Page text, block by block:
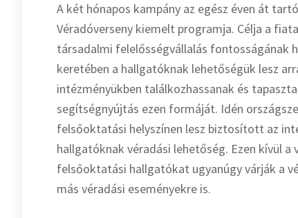
A két hónapos kampány az egész éven át
Véradóverseny kiemelt programja. Célja a
társadalmi felelősségvállalás fontosságának
keretében a hallgatóknak lehetőségük lesz
intézményükben találkozhassanak és
segítségnyújtás ezen formáját. Idén
felsőoktatási helyszínen lesz biztosított az
hallgatóknak véradási lehetőség. Ezen kívül a
felsőoktatási hallgatókat ugyanúgy várják a
más véradási eseményekre is.